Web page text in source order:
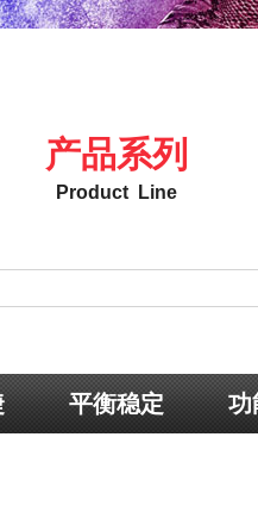
产品系列
Product Line
平衡稳定 功